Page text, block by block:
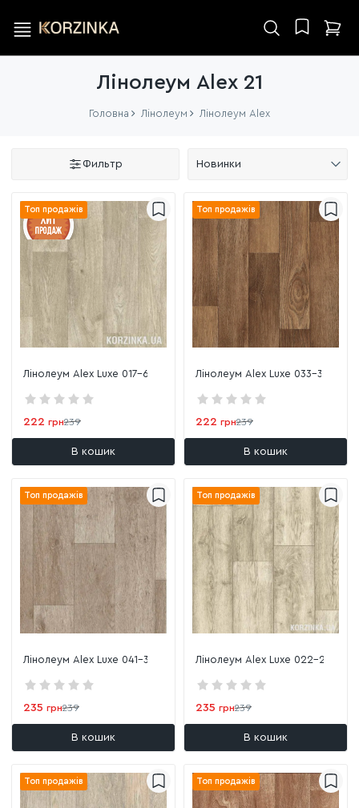
Лінолеум Alex 21
Головна Лінолеум Лінолеум Alex
Фильтр Новинки
Топ продажів
Лінолеум Alex Luxe 017-6
222 грн239
В кошик
Топ продажів
Лінолеум Alex Luxe 033-3
222 грн239
В кошик
Топ продажів
Лінолеум Alex Luxe 041-3
235 грн239
В кошик
Топ продажів
Лінолеум Alex Luxe 022-2
235 грн239
В кошик
Топ продажів Топ продажів